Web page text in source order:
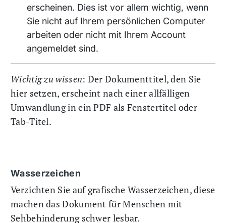
erscheinen. Dies ist vor allem wichtig, wenn
Sie nicht auf Ihrem persönlichen Computer
arbeiten oder nicht mit Ihrem Account
angemeldet sind.
Wichtig zu wissen: Der Dokumenttitel, den Sie
hier setzen, erscheint nach einer allfälligen
Umwandlung in ein PDF als Fenstertitel oder
Tab-Titel.
Wasserzeichen
Verzichten Sie auf grafische Wasserzeichen, diese
machen das Dokument für Menschen mit
Sehbehinderung schwer lesbar.